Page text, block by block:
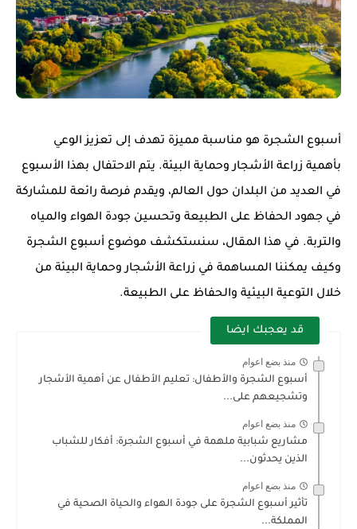
أسبوع الشجرة هو مناسبة مميزة تهدف إلى تعزيز الوعي
بأهمية زراعة الأشجار وحماية البيئة. يتم الاحتفال بهذا الأسبوع
في العديد من البلدان حول العالم، ويقدم فرصة رائعة للمشاركة
في جهود الحفاظ على الطبيعة وتحسين جودة الهواء والمياه
والتربة. في هذا المقال، سنستكشف موضوع أسبوع الشجرة
وكيف يمكننا المساهمة في زراعة الأشجار وحماية البيئة من
خلال التوعية البيئية والحفاظ على الطبيعة.
قد يعجبك ايضا
منذ بضع اعوام
أسبوع الشجرة والأطفال: تعليم الأطفال عن أهمية الأشجار
وتشجيعهم على...
منذ بضع اعوام
مشاريع شبابية ملهمة في أسبوع الشجرة: أفكار للشباب
الذين يحدثون...
منذ بضع اعوام
تأثير أسبوع الشجرة على جودة الهواء والحياة الصحية في
المملكة...